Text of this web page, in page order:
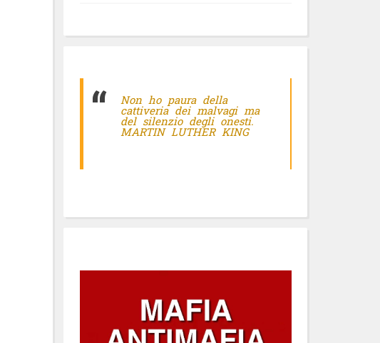
Non ho paura della
cattiveria dei malvagi ma
del silenzio degli onesti.
MARTIN LUTHER KING